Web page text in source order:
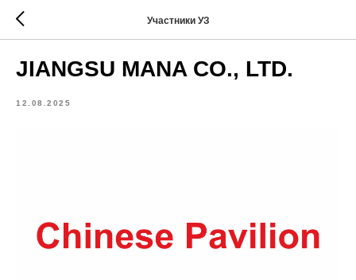
Участники УЗ
JIANGSU MANA CO., LTD.
12.08.2025